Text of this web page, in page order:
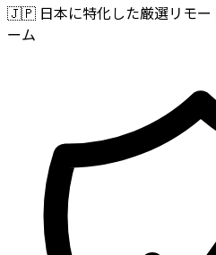
🇯🇵 日本に特化した厳選リモ
ーム